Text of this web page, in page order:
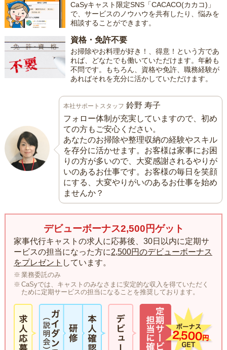
CaSyキャスト限定SNS「CACACO(カカコ)」
で、サービスのノウハウを共有したり、悩みを
相談することができます。
資格・免許不要
お掃除やお料理が好き！、得意！という方であ
れば、どなたでも働いていただけます。年齢も
不問です。もちろん、資格や免許、職務経験が
あればそれを充分に活かしていただけます。
本社サポートスタッフ 鈴野 寿子
フォロー体制が充実していますので、初め
ての方もご安心ください。
あなたのお掃除や整理収納の経験やスキル
を存分に活かせます。お客様は家事にお困
りの方が多いので、大変感謝されるやりが
いのあるお仕事です。お客様の毎日を笑顔
にする、大変やりがいのあるお仕事を始め
ませんか？
デビューボーナス2,500円ゲット
家事代行キャストの求人に応募後、30日以内に定期サ
ービスの担当になった方に2,500円のデビューボーナス
をプレゼント しています。
業務委託のみ
CaSyでは、キャストのみなさまに安定的な収入を得ていただく
ために定期サービスの担当になることを推奨しております。